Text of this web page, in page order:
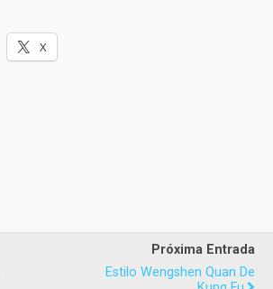
X
Próxima Entrada
Estilo Wengshen Quan De